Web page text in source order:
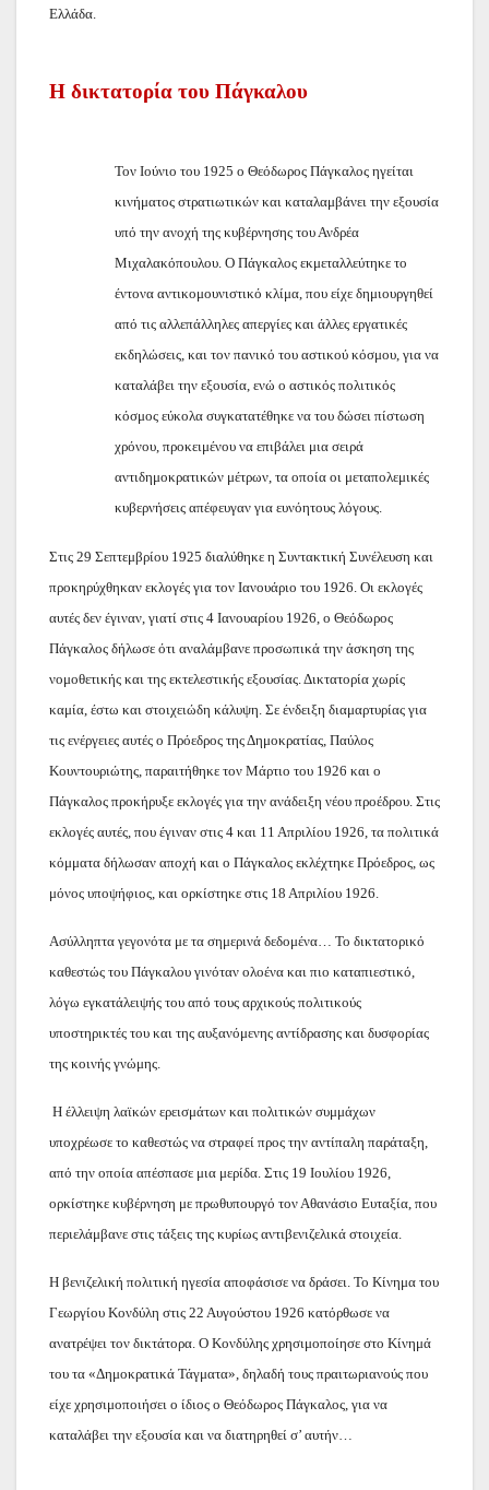
Ελλάδα.
Η δικτατορία του Πάγκαλου
Τον Ιούνιο του 1925 ο Θεόδωρος Πάγκαλος ηγείται
κινήματος στρατιωτικών και καταλαμβάνει την εξουσία
υπό την ανοχή της κυβέρνησης του Ανδρέα
Μιχαλακόπουλου. Ο Πάγκαλος εκμεταλλεύτηκε το
έντονα αντικομουνιστικό κλίμα, που είχε δημιουργηθεί
από τις αλλεπάλληλες απεργίες και άλλες εργατικές
εκδηλώσεις, και τον πανικό του αστικού κόσμου, για να
καταλάβει την εξουσία, ενώ ο αστικός πολιτικός
κόσμος εύκολα συγκατατέθηκε να του δώσει πίστωση
χρόνου, προκειμένου να επιβάλει μια σειρά
αντιδημοκρατικών μέτρων, τα οποία οι μεταπολεμικές
κυβερνήσεις απέφευγαν για ευνόητους λόγους.
Στις 29 Σεπτεμβρίου 1925 διαλύθηκε η Συντακτική Συνέλευση και
προκηρύχθηκαν εκλογές για τον Ιανουάριο του 1926. Οι εκλογές
αυτές δεν έγιναν, γιατί στις 4 Ιανουαρίου 1926, ο Θεόδωρος
Πάγκαλος δήλωσε ότι αναλάμβανε προσωπικά την άσκηση της
νομοθετικής και της εκτελεστικής εξουσίας. Δικτατορία χωρίς
καμία, έστω και στοιχειώδη κάλυψη. Σε ένδειξη διαμαρτυρίας για
τις ενέργειες αυτές ο Πρόεδρος της Δημοκρατίας, Παύλος
Κουντουριώτης, παραιτήθηκε τον Μάρτιο του 1926 και ο
Πάγκαλος προκήρυξε εκλογές για την ανάδειξη νέου προέδρου. Στις
εκλογές αυτές, που έγιναν στις 4 και 11 Απριλίου 1926, τα πολιτικά
κόμματα δήλωσαν αποχή και ο Πάγκαλος εκλέχτηκε Πρόεδρος, ως
μόνος υποψήφιος, και ορκίστηκε στις 18 Απριλίου 1926.
Ασύλληπτα γεγονότα με τα σημερινά δεδομένα… Το δικτατορικό
καθεστώς του Πάγκαλου γινόταν ολοένα και πιο καταπιεστικό,
λόγω εγκατάλειψής του από τους αρχικούς πολιτικούς
υποστηρικτές του και της αυξανόμενης αντίδρασης και δυσφορίας
της κοινής γνώμης.
Η έλλειψη λαϊκών ερεισμάτων και πολιτικών συμμάχων
υποχρέωσε το καθεστώς να στραφεί προς την αντίπαλη παράταξη,
από την οποία απέσπασε μια μερίδα. Στις 19 Ιουλίου 1926,
ορκίστηκε κυβέρνηση με πρωθυπουργό τον Αθανάσιο Ευταξία, που
περιελάμβανε στις τάξεις της κυρίως αντιβενιζελικά στοιχεία.
Η βενιζελική πολιτική ηγεσία αποφάσισε να δράσει. Το Κίνημα του
Γεωργίου Κονδύλη στις 22 Αυγούστου 1926 κατόρθωσε να
ανατρέψει τον δικτάτορα. Ο Κονδύλης χρησιμοποίησε στο Κίνημά
του τα «Δημοκρατικά Τάγματα», δηλαδή τους πραιτωριανούς που
είχε χρησιμοποιήσει ο ίδιος ο Θεόδωρος Πάγκαλος, για να
καταλάβει την εξουσία και να διατηρηθεί σ’ αυτήν…